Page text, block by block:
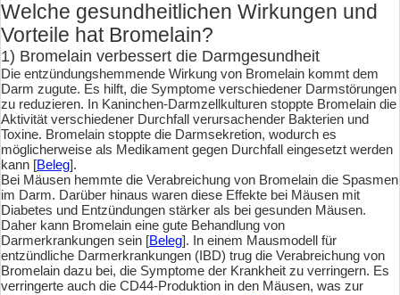
Welche gesundheitlichen Wirkungen und
Vorteile hat Bromelain?
1) Bromelain verbessert die Darmgesundheit
Die entzündungshemmende Wirkung von Bromelain kommt dem
Darm zugute. Es hilft, die Symptome verschiedener Darmstörungen
zu reduzieren. In Kaninchen-Darmzellkulturen stoppte Bromelain die
Aktivität verschiedener Durchfall verursachender Bakterien und
Toxine. Bromelain stoppte die Darmsekretion, wodurch es
möglicherweise als Medikament gegen Durchfall eingesetzt werden
kann [Beleg].
Bei Mäusen hemmte die Verabreichung von Bromelain die Spasmen
im Darm. Darüber hinaus waren diese Effekte bei Mäusen mit
Diabetes und Entzündungen stärker als bei gesunden Mäusen.
Daher kann Bromelain eine gute Behandlung von
Darmerkrankungen sein [Beleg]. In einem Mausmodell für
entzündliche Darmerkrankungen (IBD) trug die Verabreichung von
Bromelain dazu bei, die Symptome der Krankheit zu verringern. Es
verringerte auch die CD44-Produktion in den Mäusen, was zur